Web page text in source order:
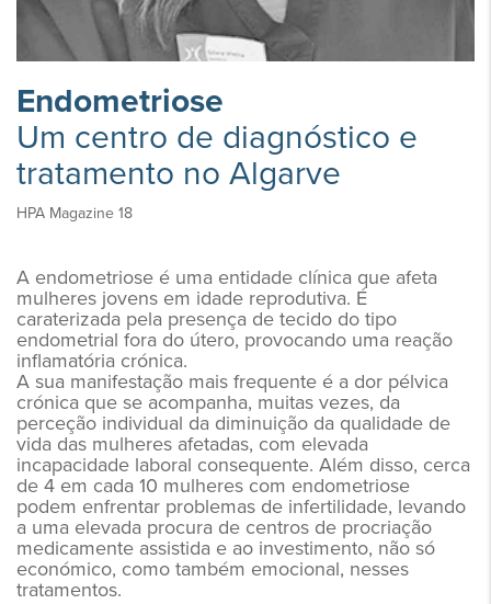
Endometriose
Um centro de diagnóstico e
tratamento no Algarve
HPA Magazine 18
A endometriose é uma entidade clínica que afeta
mulheres jovens em idade reprodutiva. É
caraterizada pela presença de tecido do tipo
endometrial fora do útero, provocando uma reação
inflamatória crónica.
A sua manifestação mais frequente é a dor pélvica
crónica que se acompanha, muitas vezes, da
perceção individual da diminuição da qualidade de
vida das mulheres afetadas, com elevada
incapacidade laboral consequente. Além disso, cerca
de 4 em cada 10 mulheres com endometriose
podem enfrentar problemas de infertilidade, levando
a uma elevada procura de centros de procriação
medicamente assistida e ao investimento, não só
económico, como também emocional, nesses
tratamentos.